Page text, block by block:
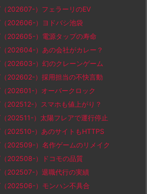
202607-）フェラーリのEV
202606-）ヨドバシ池袋
202605-）電源タップの寿命
202604-）あの会社がカレー？
202603-）幻のクレーンゲーム
202602-）採用担当の不快言動
202601-）オーバークロック
202512-）スマホも値上がり？
202511-）太陽フレアで運行停止
202510-）あのサイトもHTTPS
202509-）名作ゲームのリメイク
202508-）ドコモの品質
202507-）退職代行の実績
202506-）モンハン不具合